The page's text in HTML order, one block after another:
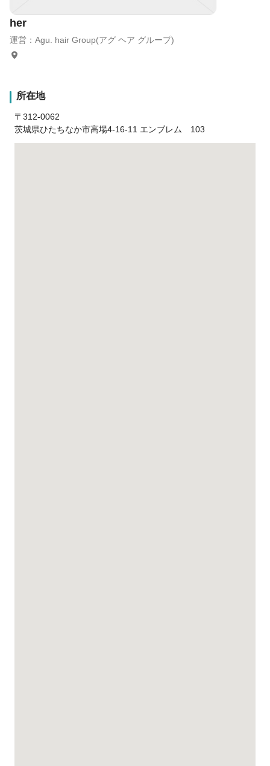
her
運営：Agu. hair Group(アグ ヘア グループ)
所在地
〒312-0062
茨城県ひたちなか市高場4-16-11 エンブレム 103